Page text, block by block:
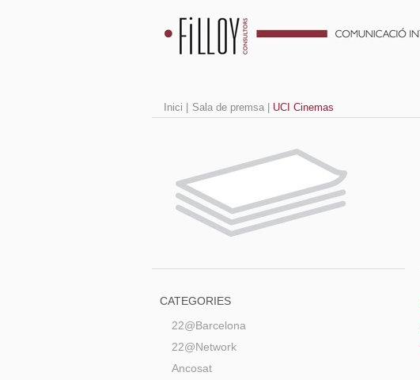
Inici Sala de premsa UCI Cinemas
CATEGORIES
22@Barcelona
22@Network
Ancosat